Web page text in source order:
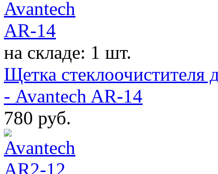
на складе: 1 шт.
Щетка стеклоочистителя
- Avantech AR-14
780 руб.